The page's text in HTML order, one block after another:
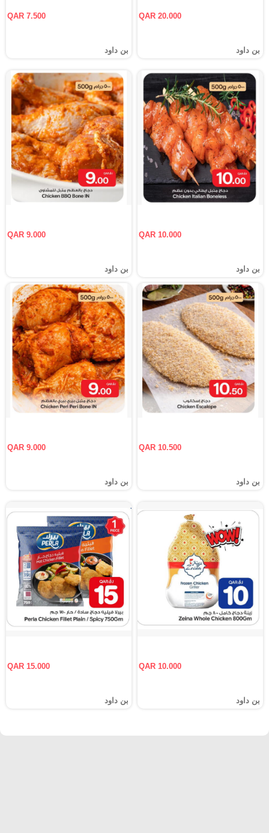
QAR 20.000
بن داود
QAR 7.500
بن داود
QAR 10.000
بن داود
QAR 9.000
بن داود
QAR 10.500
بن داود
QAR 9.000
بن داود
QAR 10.000
بن داود
QAR 15.000
بن داود